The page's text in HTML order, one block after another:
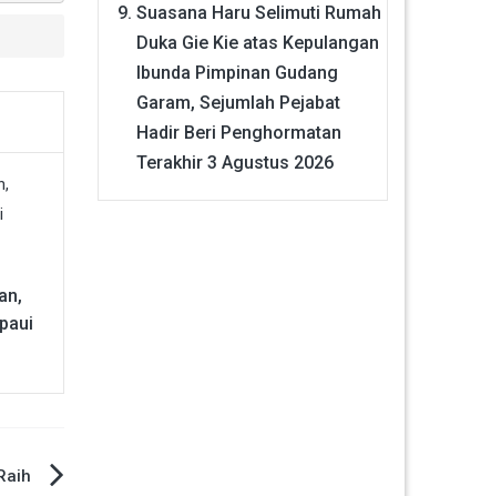
Suasana Haru Selimuti Rumah
Duka Gie Kie atas Kepulangan
Ibunda Pimpinan Gudang
Garam, Sejumlah Pejabat
Hadir Beri Penghormatan
Terakhir 3 Agustus 2026